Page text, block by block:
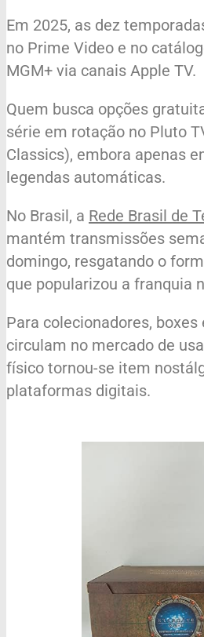
Em 2025, as dez
no Prime Video e no
MGM+ via canais Apple TV.
Quem busca opções
série em rotação no Pluto
Classics), embora apenas
legendas automáticas.
No Brasil, a Rede Brasil de
mantém transmissões
domingo, resgatando o
que popularizou a franquia
Para colecionadores, boxes
circulam no mercado de
físico tornou-se item
plataformas digitais.